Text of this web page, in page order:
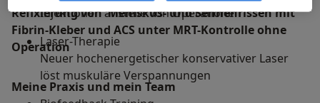
Injektionen anstelle von Operationen
Laser-Therapie
Neuer hochenergetischer konservativer Laser
löst muskuläre Verspannungen
Refixierung von Meniskus- und Sehnenrissen mit
Fibrin-Kleber und ACS unter MRT-Kontrolle ohne
Operation
Meine Praxis und mein Team